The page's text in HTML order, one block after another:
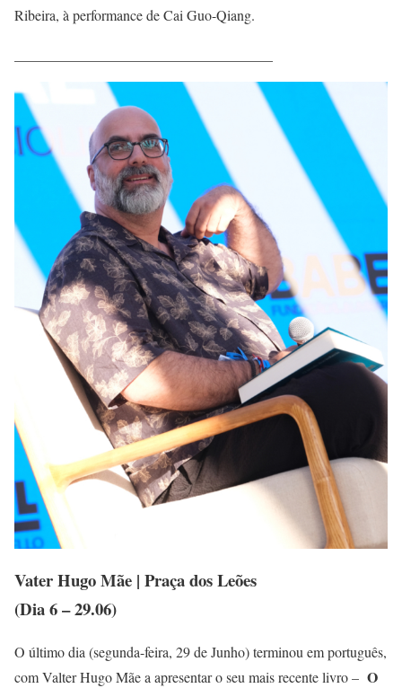
Ribeira, à performance de Cai Guo-Qiang.
Vater Hugo Mãe | Praça dos Leões
(Dia 6 – 29.06)
O último dia (segunda-feira, 29 de Junho) terminou em português,
com Valter Hugo Mãe a apresentar o seu mais recente livro – O